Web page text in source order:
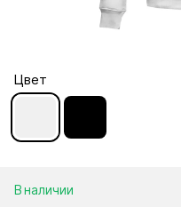
Цвет
В наличии